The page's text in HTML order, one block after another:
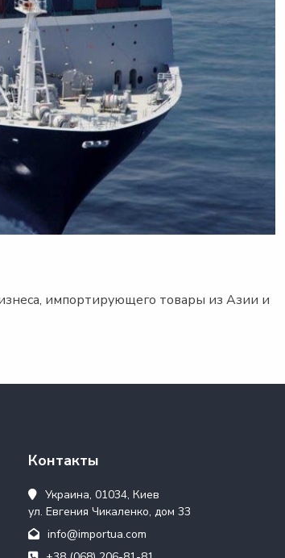
импортирующего товары из Азии и
Контакты
Украина, 01034, Киев
ул. Евгения Чикаленко, дом 33
info@importua.com